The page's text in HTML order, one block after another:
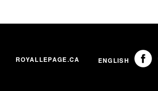
ROYALLEPAGE.CA ENGLISH